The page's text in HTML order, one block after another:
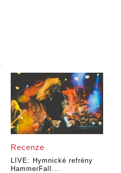
Recenze
LIVE: Hymnické refrény
HammerFall...